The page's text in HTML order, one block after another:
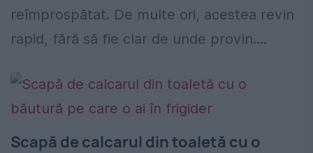
reîmprospătat. De multe ori, acestea revin
rapid, fără să fie clar de unde provin....
Scapă de calcarul din toaletă cu o